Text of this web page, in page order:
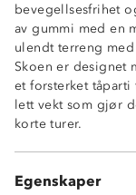
bevegellsesfrihet
av gummi med en
ulendt terreng
Skoen er designet
et forsterket
lett vekt som gjør
korte turer.
Egenskaper
Vanntett
3-sesong sko
Gripsåle i
Forsterket tå-